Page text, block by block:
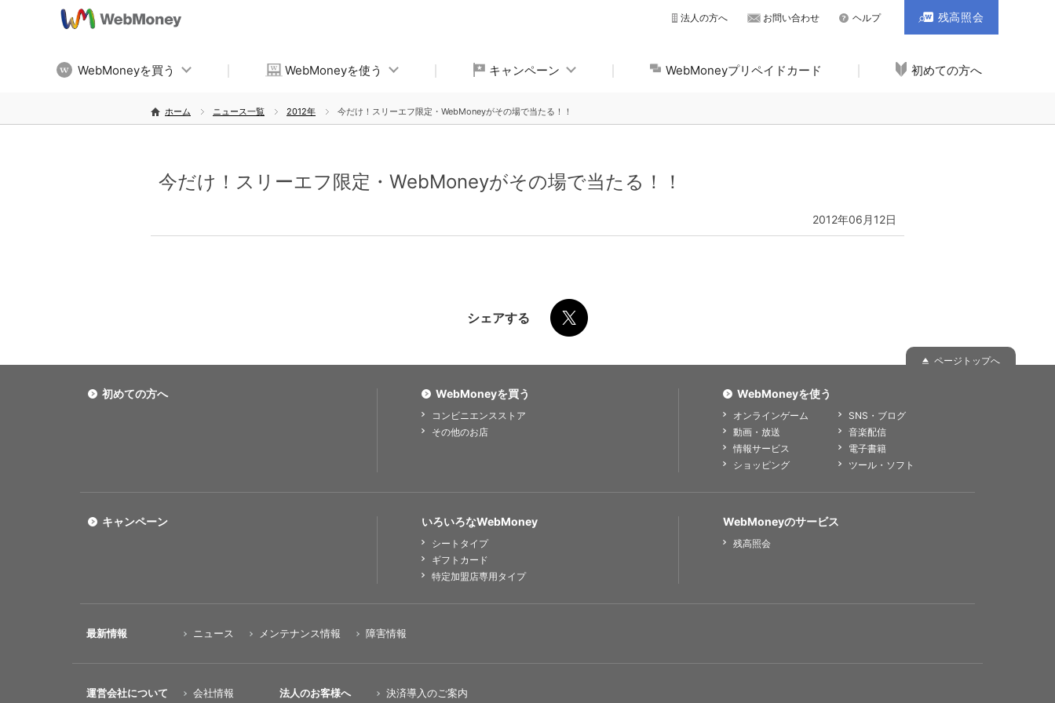
WebMoneyを買う WebMoneyを使う キャンペーン WebMoneyプリペイドカード 初めての方へ
法人の方へ お問い合わせ ヘルプ 残高照会
ホーム ニュース一覧 2012年 今だけ！スリーエフ限定・WebMoneyがその場で当たる！！
今だけ！スリーエフ限定・WebMoneyがその場で当たる！！
2012年06月12日
シェアする
ページトップへ
初めての方へ WebMoneyを買う
コンビニエンスストア
その他のお店
WebMoneyを使う
オンラインゲーム
SNS・ブログ
動画・放送
音楽配信
情報サービス
電子書籍
ショッピング
ツール・ソフト
いろいろなWebMoney
シートタイプ
ギフトカード
特定加盟店専用タイプ
キャンペーン WebMoneyのサービス
残高照会
最新情報 ニュース メンテナンス情報 障害情報
運営会社について 会社情報 法人のお客様へ 決済導入のご案内